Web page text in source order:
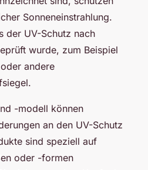
Sonneneinstrahlung.
der UV-Schutz nach
wurde, zum Beispiel
andere
-modell können
an den UV-Schutz
sind speziell auf
oder -formen